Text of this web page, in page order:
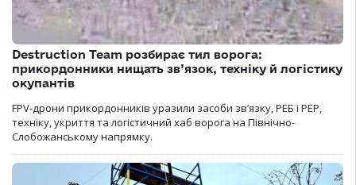
Destruction Team розбирає тил ворога:
прикордонники нищать зв’язок, техніку й логістику
окупантів
FPV-дрони прикордонників уразили засоби зв’язку, РЕБ і РЕР,
техніку, укриття та логістичний хаб ворога на Північно-
Слобожанському напрямку.